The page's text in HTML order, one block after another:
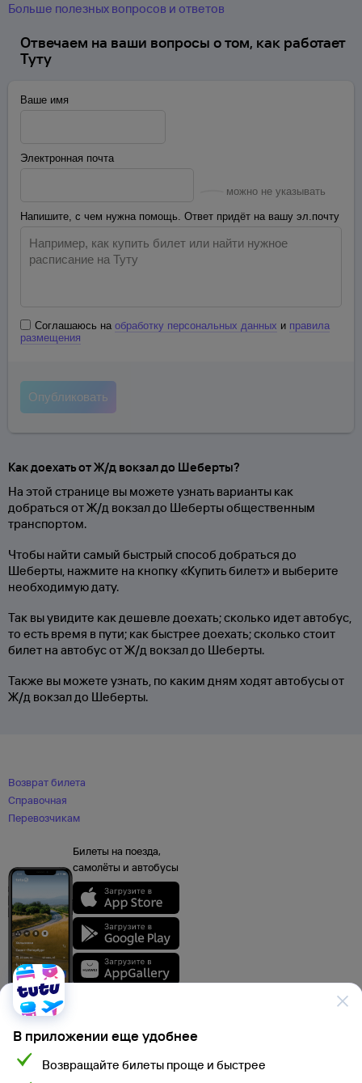
Больше полезных вопросов и ответов
Отвечаем на ваши вопросы о том, как работает
Туту
Ваше имя
Электронная почта
можно не указывать
Напишите, с чем нужна помощь. Ответ придёт на вашу эл.почту
Соглашаюсь на обработку персональных данных и правила
размещения
Как доехать от Ж/д вокзал до Шеберты?
На этой странице вы можете узнать варианты как
добраться от Ж/д вокзал до Шеберты общественным
транспортом.
Чтобы найти самый быстрый способ добраться до
Шеберты, нажмите на кнопку «Купить билет» и выберите
необходимую дату.
Так вы увидите как дешевле доехать; сколько идет автобус,
то есть время в пути; как быстрее доехать; сколько стоит
билет на автобус от Ж/д вокзал до Шеберты.
Также вы можете узнать, по каким дням ходят автобусы от
Ж/д вокзал до Шеберты.
В приложении еще удобнее
Возвращайте билеты проще и быстрее
Возврат билета
Справочная
Перевозчикам
Билеты на поезда,
самолёты и автобусы